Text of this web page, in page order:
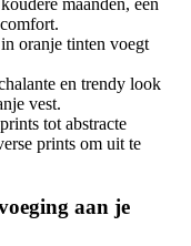
maanden, een
oranje tinten voegt
en trendy look
vest.
tot abstracte
prints om uit te
aan je